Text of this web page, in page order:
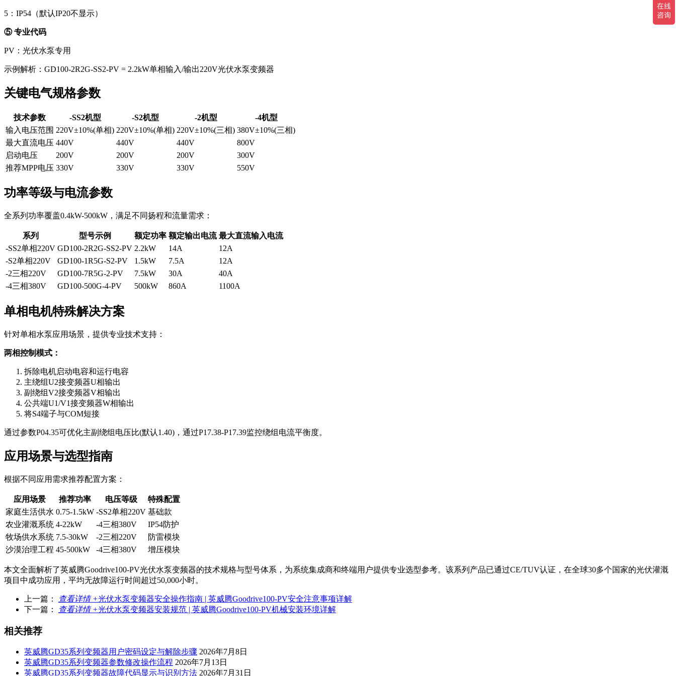
5：IP54（默认IP20不显示）
⑤ 专业代码
PV：光伏水泵专用
示例解析： GD100-2R2G-SS2-PV = 2.2kW单相输入/输出220V光伏水泵变频器
关键电气规格参数
技术参数 -SS2机型 -S2机型 -2机型
-4机型
输入电压范围 220V±10%(单相) 220V±10%(单相) 220V±10%(三相) 380V±10%(三相)
最大直流电压 440V 440V 440V
800V
启动电压
200V 200V 200V
300V
推荐MPP电压 330V 330V 330V 550V
功率等级与电流参数
全系列功率覆盖0.4kW-500kW，满足不同扬程和流量需求：
系列 型号示例 额定功率 额定输出电流 最大直流输入电流
-SS2单相220V GD100-2R2G-SS2-PV 2.2kW 14A
12A
-S2单相220V
GD100-1R5G-S2-PV 1.5kW 7.5A
12A
-2三相220V
GD100-7R5G-2-PV 7.5kW 30A
40A
-4三相380V
GD100-500G-4-PV 500kW 860A 1100A
单相电机特殊解决方案
针对单相水泵应用场景，提供专业技术支持：
两相控制模式：
拆除电机启动电容和运行电容
主绕组U2接变频器U相输出
副绕组V2接变频器V相输出
公共端U1/V1接变频器W相输出
将S4端子与COM短接
通过参数P04.35可优化主副绕组电压比(默认1.40)，通过P17.38-P17.39监控绕组电流平衡度。
应用场景与选型指南
根据不同应用需求推荐配置方案：
应用场景 推荐功率 电压等级
特殊配置
家庭生活供水 0.75-1.5kW -SS2单相220V 基础款
农业灌溉系统 4-22kW -4三相380V
IP54防护
牧场供水系统 7.5-30kW -2三相220V
防雷模块
沙漠治理工程 45-500kW -4三相380V 增压模块
本文全面解析了英威腾Goodrive100-PV光伏水泵变频器的技术规格与型号体系，为系统集成商和终端用户提供专业选型参考。该系列产品已通过CE/TUV认证，在全球30多个国家的光伏灌溉
项目中成功应用，平均无故障运行时间超过50,000小时。
上一篇： 查看详情 +光伏水泵变频器安全操作指南 | 英威腾Goodrive100-PV安全注意事项详解
下一篇：
查看详情 +光伏水泵变频器安装规范 | 英威腾Goodrive100-PV机械安装环境详解
相关推荐
英威腾GD35系列变频器用户密码设定与解除步骤 2026年7月8日
英威腾GD35系列变频器参数修改操作流程 2026年7月13日
英威腾GD35系列变频器故障代码显示与识别方法 2026年7月31日